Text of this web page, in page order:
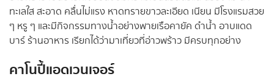
ทะเลใส สะอาด คลื่นไม่แรง หาดทรายขาวละเอียด เนียน มีโรงแรมสวย
ๆ หรู ๆ และมีกิจกรรมทางน้ำอย่างพายเรือคายัค ดำน้ำ อาบแดด
บาร์ ร้านอาหาร เรียกได้ว่ามาเที่ยวที่อ่าวพร้าว มีครบทุกอย่าง
คาโนปี้แอดเวนเจอร์